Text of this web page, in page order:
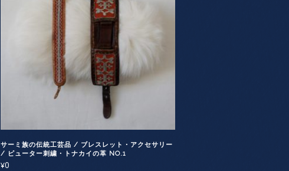
サーミ族の伝統工芸品 / ブレスレット・アクセサリー
/ ピューター刺繍・トナカイの革 NO.1
¥0